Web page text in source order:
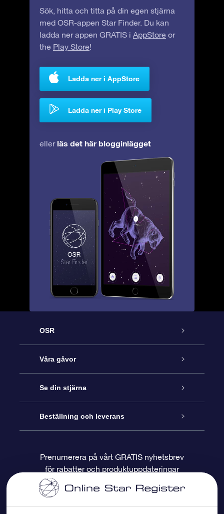
Sök, hitta och titta på din egen stjärna
med OSR-appen Star Finder. Du kan
ladda ner appen GRATIS i AppStore or
the Play Store!
Ladda ner i AppStore
Ladda ner i Play Store
eller läs det här blogginlägget
OSR
Kundtjänst
Kontakta oss
Blogg
Recensioner
Våra gåvor
Online-Stjärngåva
OSR Gåvopaket
OSR Presentkort
Företagspresenter
Se din stjärna
Stjärnregiste
Personlig Stjärnsida
One Million Stars
Beställning och leverans
Betalningsinformation
Prenumerera på vårt GRATIS nyhetsbrev
för rabatter och produktuppdateringar